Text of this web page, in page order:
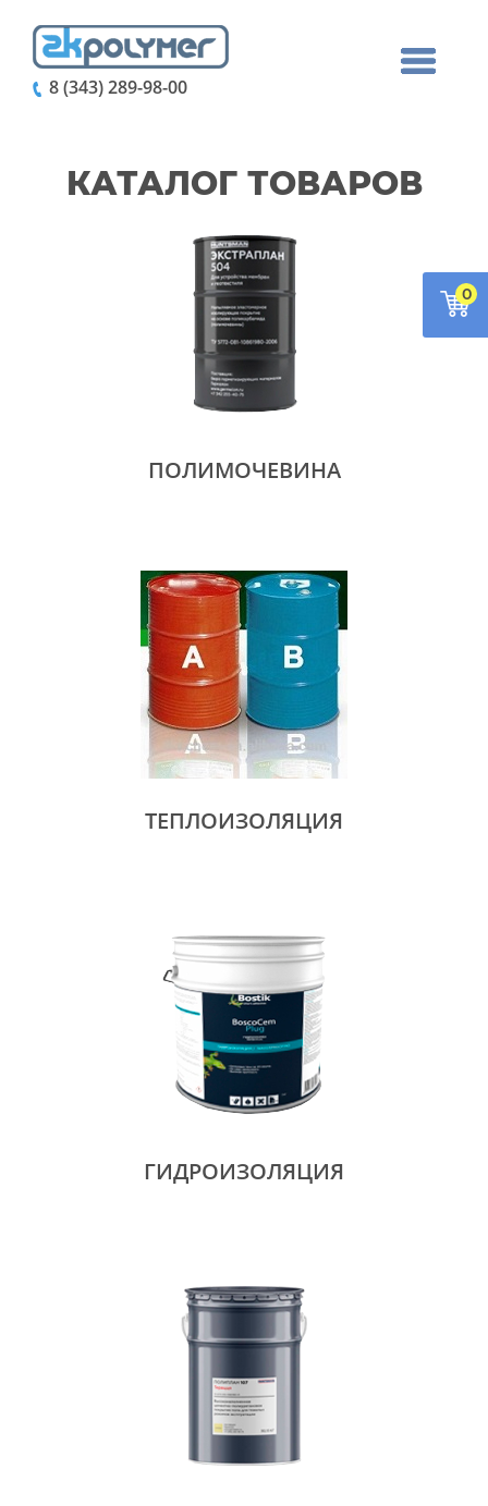
0
8 (343) 289-98-00
КАТАЛОГ ТОВАРОВ
ПОЛИМОЧЕВИНА
ТЕПЛОИЗОЛЯЦИЯ
ГИДРОИЗОЛЯЦИЯ